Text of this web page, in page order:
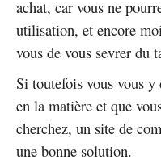
achat, car vous ne
utilisation, et encore
vous de vous sevrer du
Si toutefois vous vous y
en la matière et que
cherchez, un site de
une bonne solution.